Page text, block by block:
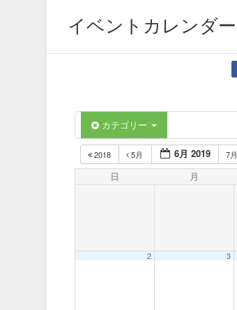
イベントカレンダー
カテゴリー
2018 5月 6月 2019 7月
日 月
2 3